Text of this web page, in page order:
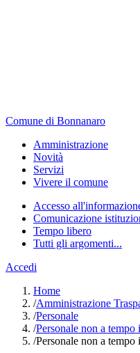
Comune di Bonnanaro
Amministrazione
Novità
Servizi
Vivere il comune
Accesso
Comunicazione
Tempo libero
Tutti gli argomenti...
Accedi
Home
/Amministrazione
/Personale
/Personale non a tempo
/Personale non a